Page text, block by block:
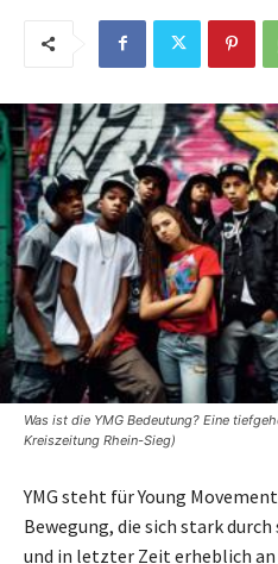
Was ist die YMG Bedeutung? Eine
Kreiszeitung Rhein-Sieg)
YMG steht für Young
Bewegung, die sich stark
und in letzter Zeit erheblich